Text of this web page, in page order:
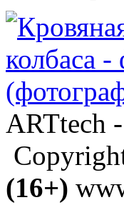
ARTtech -
(16+)